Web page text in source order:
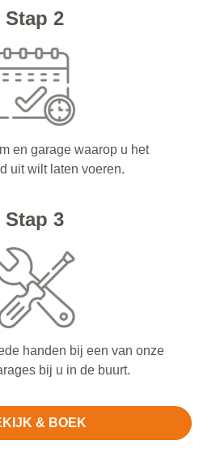
Stap 2
en garage waarop u het
uit wilt laten voeren.
Stap 3
handen bij een van onze
bij u in de buurt.
& BOEK